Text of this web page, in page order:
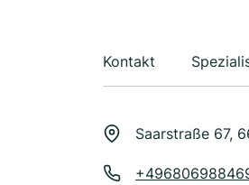
Kontakt
Saarstraße 67,